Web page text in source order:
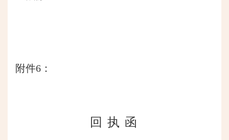
附件6：
回 执 函